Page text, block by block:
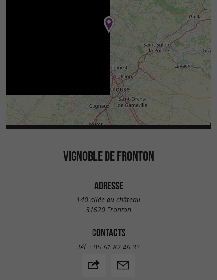
VIGNOBLE DE FRONTON
ADRESSE
140 allée du château
31620 Fronton
CONTACTS
Tél. : 05 61 82 46 33